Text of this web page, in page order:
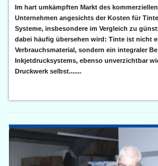
Im hart umkämpften Markt des
Unternehmen angesichts der Kosten für
Systeme, insbesondere im Vergleich zu
dabei häufig übersehen wird: Tinte ist nicht
Verbrauchsmaterial, sondern ein integraler
Inkjetdrucksystems, ebenso unverzichtbar
Druckwerk selbst.......